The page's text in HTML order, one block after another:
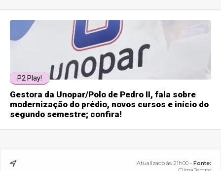
P2 Play!
Gestora da Unopar/Polo de Pedro II, fala sobre
modernização do prédio, novos cursos e início do
segundo semestre; confira!
Atualizado às 21h00 - Fonte: